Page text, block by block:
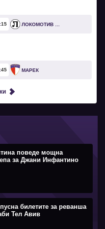
15
45 МАРЕК
поведе мощна
за Джани Инфантино
билетите за реванша
Тел Авив